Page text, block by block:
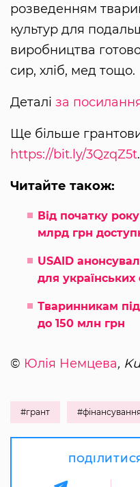
розведенням
культур для
виробництва
сир, хліб, мед тощо.
Деталі за
Ще більше
https://bit.ly/3QzqZ5t.
Читайте також:
Від початку
млрд грн
USAID
для
Тваринникам
до 150 млн грн
© Юлія Немцева,
#грант #фінансування